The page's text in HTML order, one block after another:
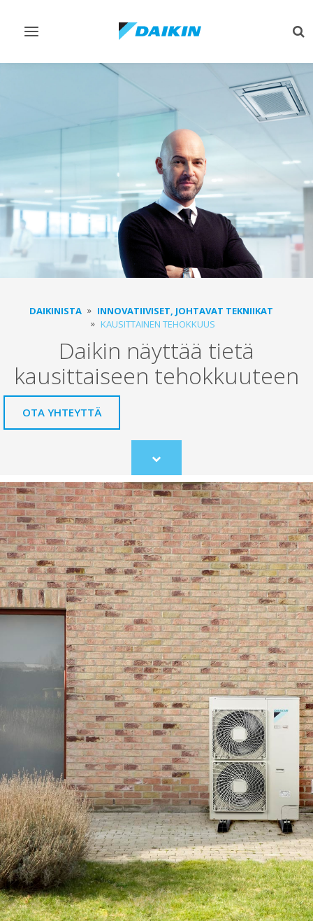
Vaihda
DAIKINISTA
INNOVATIIVISET, JOHTAVAT TEKNIIKAT
KAUSITTAINEN TEHOKKUUS
Daikin näyttää tietä
kausittaiseen tehokkuuteen
OTA YHTEYTTÄ
Scroll
to
content